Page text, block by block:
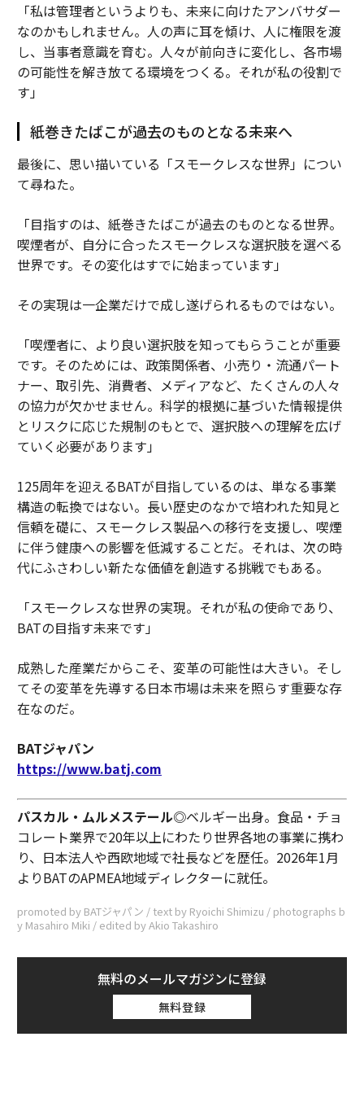
「私は管理者というよりも、未来に向けたアンバサダー
なのかもしれません。人の声に耳を傾け、人に権限を渡
し、当事者意識を育む。人々が前向きに変化し、各市場
の可能性を解き放てる環境をつくる。それが私の役割で
す」
紙巻きたばこが過去のものとなる未来へ
最後に、思い描いている「スモークレスな世界」につい
て尋ねた。
「目指すのは、紙巻きたばこが過去のものとなる世界。
喫煙者が、自分に合ったスモークレスな選択肢を選べる
世界です。その変化はすでに始まっています」
その実現は一企業だけで成し遂げられるものではない。
「喫煙者に、より良い選択肢を知ってもらうことが重要
です。そのためには、政策関係者、小売り・流通パート
ナー、取引先、消費者、メディアなど、たくさんの人々
の協力が欠かせません。科学的根拠に基づいた情報提供
とリスクに応じた規制のもとで、選択肢への理解を広げ
ていく必要があります」
125周年を迎えるBATが目指しているのは、単なる事業
構造の転換ではない。長い歴史のなかで培われた知見と
信頼を礎に、スモークレス製品への移行を支援し、喫煙
に伴う健康への影響を低減することだ。それは、次の時
代にふさわしい新たな価値を創造する挑戦でもある。
「スモークレスな世界の実現。それが私の使命であり、
BATの目指す未来です」
成熟した産業だからこそ、変革の可能性は大きい。そし
てその変革を先導する日本市場は未来を照らす重要な存
在なのだ。
BATジャパン
https://www.batj.com
パスカル・ムルメステール◎ベルギー出身。食品・チョ
コレート業界で20年以上にわたり世界各地の事業に携わ
り、日本法人や西欧地域で社長などを歴任。2026年1月
よりBATのAPMEA地域ディレクターに就任。
promoted by BATジャパン / text by Ryoichi Shimizu / photographs b
y Masahiro Miki / edited by Akio Takashiro
無料のメールマガジンに登録
無料登録